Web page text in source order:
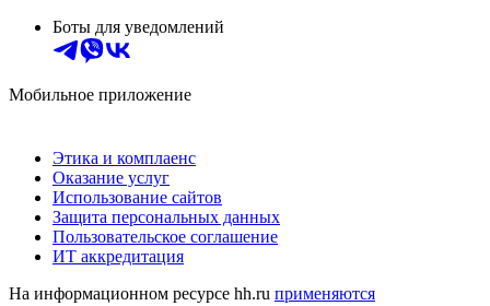
Боты для уведомлений
Мобильное приложение
Этика и комплаенс
Оказание услуг
Использование сайтов
Защита персональных данных
Пользовательское соглашение
ИТ аккредитация
На информационном ресурсе hh.ru применяются